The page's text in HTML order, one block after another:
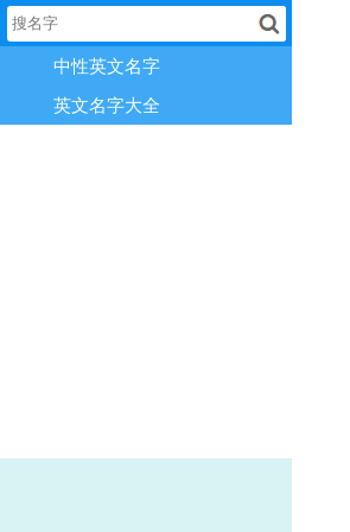
中性英文名字
英文名字大全